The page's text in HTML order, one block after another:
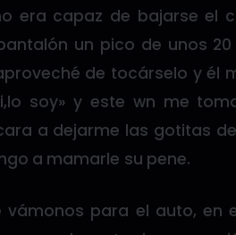
era capaz de bajarse el
un pico de unos
de tocárselo y él
soy» y este wn me
a dejarme las gotitas
a mamarle su pene.
para el auto, en